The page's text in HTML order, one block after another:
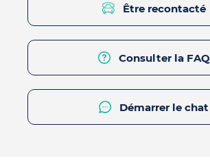
Être recontacté
Consulter la FAQ
Démarrer le chat